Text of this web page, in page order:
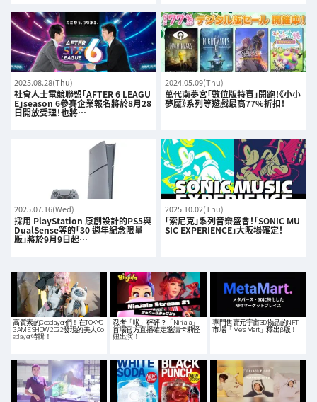
2025.08.28(Thu)
社會人士電競聯盟「AFTER 6 LEAGU
E」season 6參賽企業報名將於8月28
日開放受理！也將…
2024.05.09(Thu)
萬代南夢宮「數位版特賣」開跑！《小小
夢魘》系列等遊戲最高77%折扣！
2025.07.16(Wed)
採用 PlayStation 原創設計的PS5與
DualSense等的「30 週年紀念限量
版」將於9月9日起…
2025.10.02(Thu)
「索尼克」系列音樂盛會！「SONIC MU
SIC EXPERIENCE」大阪場確定！
高質素的Cosplayer們！在TOKYO
GAME SHOW 2022發現的美人Co
splayer特輯！
忍者「啦」砰砰？「Ninjala」
首場官方直播確定邀請卡莉怪
妞出演！
專門售賣元宇宙3D物品的NFT
市場「MetaMart」釋出β版！